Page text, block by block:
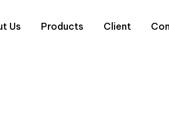
Us Products Client